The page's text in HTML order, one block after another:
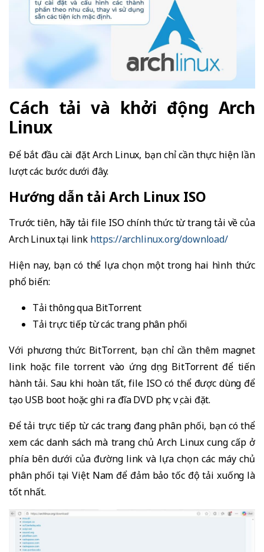
Cách tải và khởi động Arch
Linux
Để bắt đầu cài đặt Arch Linux, bạn chỉ cần thực hiện lần
lượt các bước dưới đây.
Hướng dẫn tải Arch Linux ISO
Trước tiên, hãy tải file ISO chính thức từ trang tải về của
Arch Linux tại link https://archlinux.org/download/
Hiện nay, bạn có thể lựa chọn một trong hai hình thức
phổ biến:
Tải thông qua BitTorrent
Tải trực tiếp từ các trang phân phối
Với phương thức BitTorrent, bạn chỉ cần thêm magnet
link hoặc file torrent vào ứng dụng BitTorrent để tiến
hành tải. Sau khi hoàn tất, file ISO có thể được dùng để
tạo USB boot hoặc ghi ra đĩa DVD phục vụ cài đặt.
Để tải trực tiếp từ các trang đang phân phối, bạn có thể
xem các danh sách mà trang chủ Arch Linux cung cấp ở
phía bên dưới của đường link và lựa chọn các máy chủ
phân phối tại Việt Nam để đảm bảo tốc độ tải xuống là
tốt nhất.